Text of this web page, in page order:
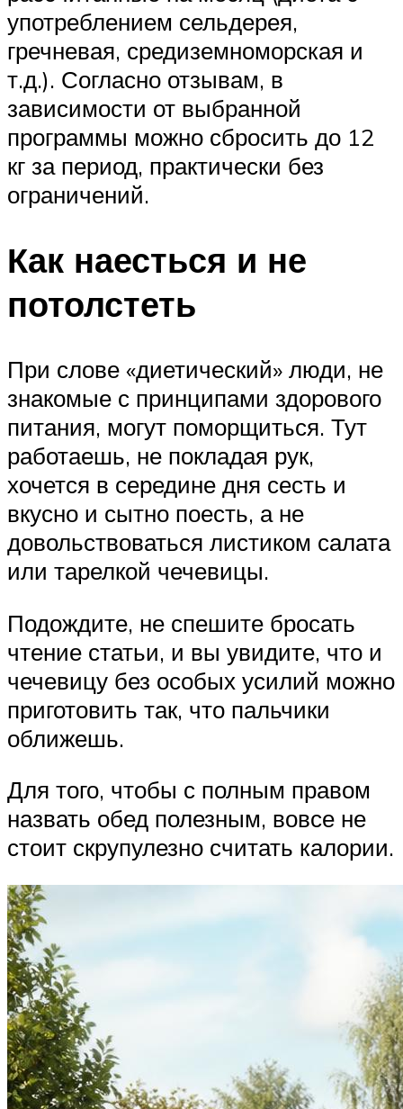
употреблением сельдерея,
гречневая, средиземноморская и
т.д.). Согласно отзывам, в
зависимости от выбранной
программы можно сбросить до 12
кг за период, практически без
ограничений.
Как наесться и не
потолстеть
При слове «диетический» люди, не
знакомые с принципами здорового
питания, могут поморщиться. Тут
работаешь, не покладая рук,
хочется в середине дня сесть и
вкусно и сытно поесть, а не
довольствоваться листиком салата
или тарелкой чечевицы.
Подождите, не спешите бросать
чтение статьи, и вы увидите, что и
чечевицу без особых усилий можно
приготовить так, что пальчики
оближешь.
Для того, чтобы с полным правом
назвать обед полезным, вовсе не
стоит скрупулезно считать калории.